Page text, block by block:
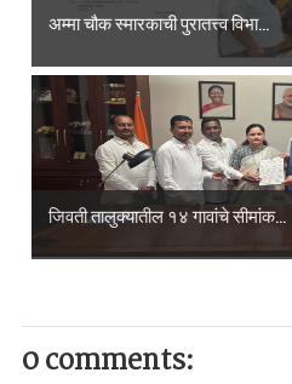
अम्मा चौक स्मारकाची पुरातत्त्व विभा...
जिवती तालुक्यातील १४ गावांचे सीमांक...
0 comments: